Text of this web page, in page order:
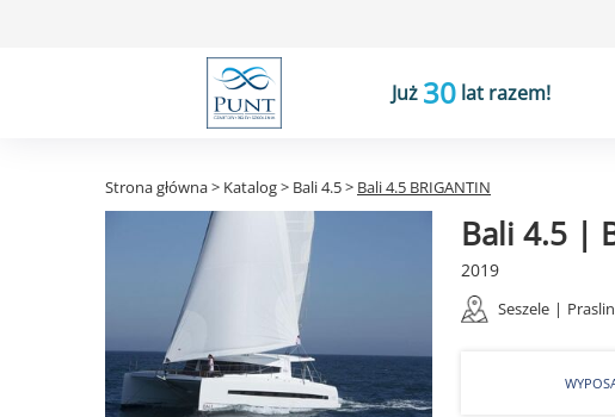
Już 30 lat razem!
Strona główna> Katalog> Bali 4.5> Bali 4.5 BRIGANTIN
Bali 4.5 |
2019
Seszele |